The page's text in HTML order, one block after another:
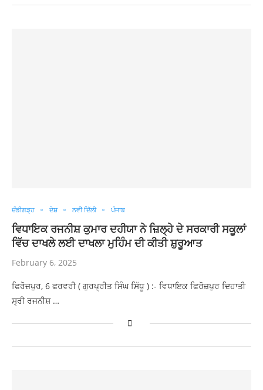
ਚੰਡੀਗੜ੍ਹ ਦੇਸ਼ ਨਵੀਂ ਦਿੱਲੀ ਪੰਜਾਬ
ਵਿਧਾਇਕ ਰਜਨੀਸ਼ ਕੁਮਾਰ ਦਹੀਯਾ ਨੇ ਜ਼ਿਲ੍ਹੇ ਦੇ ਸਰਕਾਰੀ ਸਕੂਲਾਂ
ਵਿੱਚ ਦਾਖਲੇ ਲਈ ਦਾਖਲਾ ਮੁਹਿੰਮ ਦੀ ਕੀਤੀ ਸ਼ੁਰੂਆਤ
February 6, 2025
ਫਿਰੋਜ਼ਪੁਰ, 6 ਫਰਵਰੀ ( ਗੁਰਪ੍ਰੀਤ ਸਿੰਘ ਸਿੱਧੂ ) :- ਵਿਧਾਇਕ ਫਿਰੋਜ਼ਪੁਰ ਦਿਹਾਤੀ
ਸ੍ਰੀ ਰਜਨੀਸ਼ …